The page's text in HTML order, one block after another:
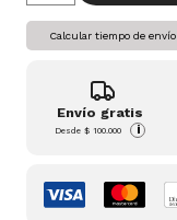
Calcular tiempo de envío
Envío gratis
Desde$ 100.000 i